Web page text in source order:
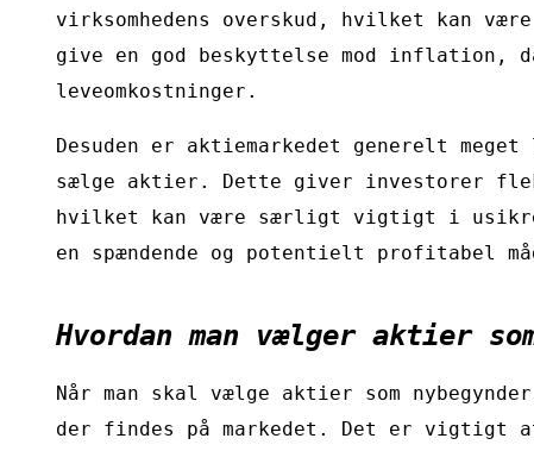
virksomhedens overskud, hvilket kan
give en god beskyttelse mod inflation,
leveomkostninger.
Desuden er aktiemarkedet generelt
sælge aktier. Dette giver investorer
hvilket kan være særligt vigtigt i
en spændende og potentielt profitabel
Hvordan man vælger aktier
Når man skal vælge aktier som
der findes på markedet. Det er vigtigt